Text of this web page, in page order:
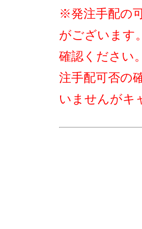
※発注手配の
がございます
確認ください
注手配可否の
いませんがキ